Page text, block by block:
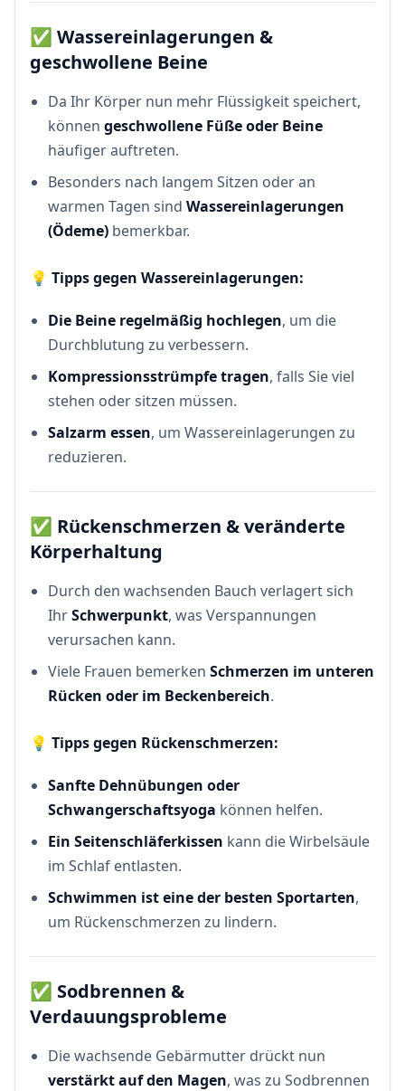
✅ Wassereinlagerungen &
geschwollene Beine
Da Ihr Körper nun mehr Flüssigkeit speichert,
können geschwollene Füße oder Beine
häufiger auftreten.
Besonders nach langem Sitzen oder an
warmen Tagen sind Wassereinlagerungen
(Ödeme) bemerkbar.
💡 Tipps gegen Wassereinlagerungen:
Die Beine regelmäßig hochlegen, um die
Durchblutung zu verbessern.
Kompressionsstrümpfe tragen, falls Sie viel
stehen oder sitzen müssen.
Salzarm essen, um Wassereinlagerungen zu
reduzieren.
✅ Rückenschmerzen & veränderte
Körperhaltung
Durch den wachsenden Bauch verlagert sich
IhrSchwerpunkt, was Verspannungen
verursachen kann.
Viele Frauen bemerken Schmerzen im unteren
Rücken oder im Beckenbereich.
💡 Tipps gegen Rückenschmerzen:
Sanfte Dehnübungen oder
Schwangerschaftsyoga können helfen.
Ein Seitenschläferkissen kann die Wirbelsäule
im Schlaf entlasten.
Schwimmen ist eine der besten Sportarten,
um Rückenschmerzen zu lindern.
✅ Sodbrennen &
Verdauungsprobleme
Die wachsende Gebärmutter drückt nun
verstärkt auf den Magen, was zu Sodbrennen